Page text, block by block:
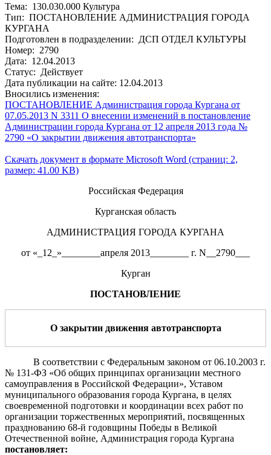
Тема: 130.030.000 Культура
Тип: ПОСТАНОВЛЕНИЕ АДМИНИСТРАЦИЯ ГОРОДА
КУРГАНА
Подготовлен в подразделении: ДСП ОТДЕЛ КУЛЬТУРЫ
Номер: 2790
Дата: 12.04.2013
Статус: Действует
Дата публикации на сайте: 12.04.2013
Вносились изменения:
ПОСТАНОВЛЕНИЕ Администрация города Кургана от
07.05.2013 N 3311 О внесении изменений в постановление
Администрации города Кургана от 12 апреля 2013 года №
2790 «О закрытии движения автотранспорта»
Скачать документ в формате Microsoft Word (страниц: 2,
размер: 41.00 KB)
Российская Федерация
Курганская область
АДМИНИСТРАЦИЯ ГОРОДА КУРГАНА
от «_12_»________апреля 2013________ г. N__2790___
Курган
ПОСТАНОВЛЕНИЕ
О закрытии движения автотранспорта
В соответствии с Федеральным законом от 06.10.2003 г.
№ 131-ФЗ «Об общих принципах организации местного
самоуправления в Российской Федерации», Уставом
муниципального образования города Кургана, в целях
своевременной подготовки и координации всех работ по
организации торжественных мероприятий, посвященных
празднованию 68-й годовщины Победы в Великой
Отечественной войне, Администрация города Кургана
постановляет: